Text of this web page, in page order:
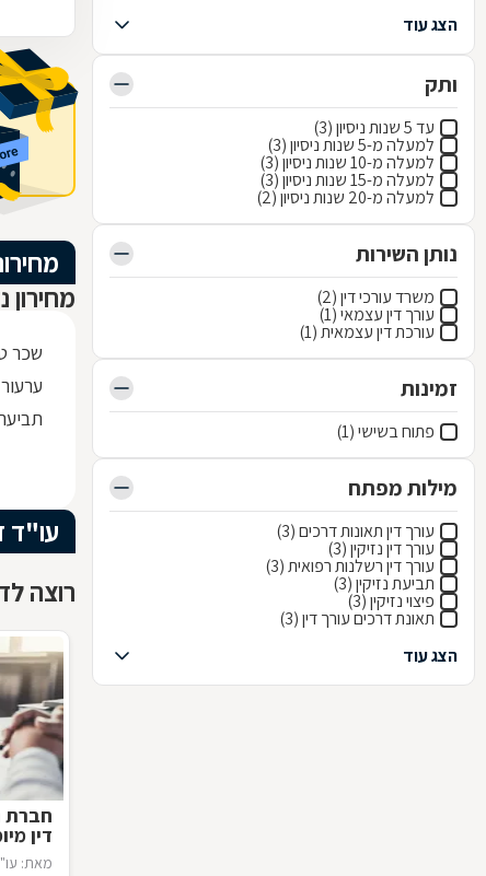
הצג עוד
ותק
עד 5 שנות ניסיון (3)
למעלה מ-5 שנות ניסיון (3)
למעלה מ-10 שנות ניסיון (3)
למעלה מ-15 שנות ניסיון (3)
למעלה מ-20 שנות ניסיון (2)
נותן השירות
משרד עורכי דין (2)
עורך דין עצמאי (1)
עורכת דין עצמאית (1)
זמינות
פתוח בשישי (1)
מילות מפתח
עורך דין תאונות דרכים (3)
עורך דין נזיקין (3)
עורך דין רשלנות רפואית (3)
תביעת נזיקין (3)
פיצוי נזיקין (3)
תאונת דרכים עורך דין (3)
הצג עוד
שכר
תביעה
עו"ד
רוצה
חברת
דין
מאת: